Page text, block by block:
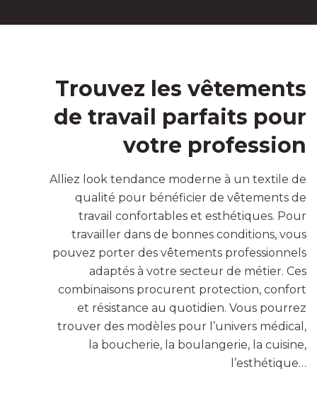
Trouvez les vêtements
de travail parfaits pour
votre profession
Alliez look tendance moderne à un textile de
qualité pour bénéficier de vêtements de
travail confortables et esthétiques. Pour
travailler dans de bonnes conditions, vous
pouvez porter des vêtements professionnels
adaptés à votre secteur de métier. Ces
combinaisons procurent protection, confort
et résistance au quotidien. Vous pourrez
trouver des modèles pour l’univers médical,
la boucherie, la boulangerie, la cuisine,
l’esthétique…